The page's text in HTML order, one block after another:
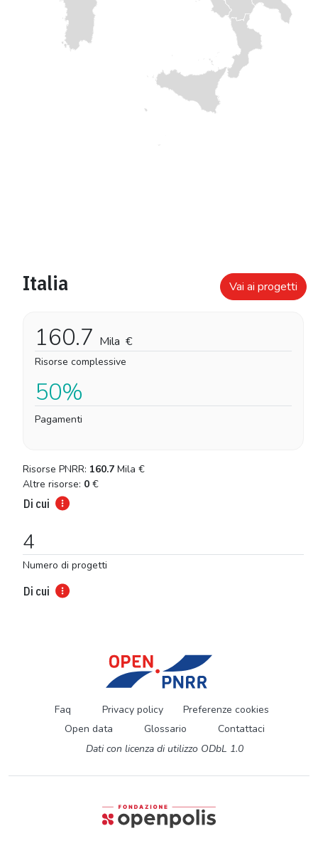
Italia Vai ai progetti
160.7 Mila €
Risorse complessive
50%
Pagamenti
Risorse PNRR: 160.7 Mila €
Altre risorse: 0 €
Di cui
4
Numero di progetti
Di cui
Faq Privacy policy
Preferenze cookies
Open data
Glossario
Contattaci
Dati con licenza di utilizzo ODbL 1.0